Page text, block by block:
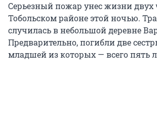
Серьезный пожар унес жизни двух
Тобольском районе этой ночью.
случилась в небольшой деревне
Предварительно, погибли две
младшей из которых — всего пять